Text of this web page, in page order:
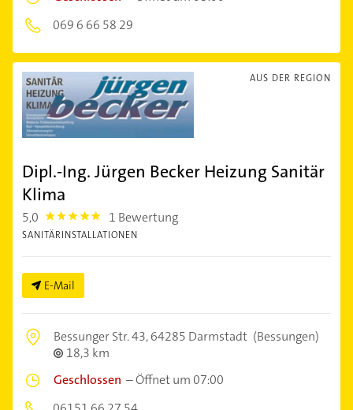
069 6 66 58 29
AUS DER REGION
Dipl.-Ing. Jürgen Becker Heizung Sanitär
Klima
5,0 5.0 1 Bewertung
SANITÄRINSTALLATIONEN
E-Mail
Bessunger Str. 43,64285 Darmstadt (Bessungen)
18,3 km
Geschlossen –Öffnet um 07:00